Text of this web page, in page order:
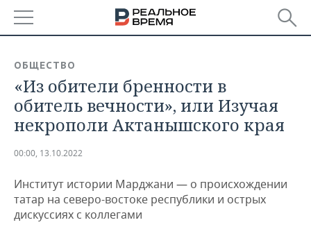
БАШКОРТОСТАН
ТАТАРСТАН
НОВОСТИ
АНАЛИТИКА
ДЕКЛАРАЦИИ О ДОХОДАХ
КОРОЛИ ГОСЗАКАЗА ПФО
НОВОСТИ ЭКОНОМИКИ
ФИНАНСЫ
ПРОМЫШЛЕННОСТЬ
НОВОСТИ
ПРОМЫШЛЕННОСТИ
НЕДВИЖИМОСТЬ
ОБЩЕСТВО
«Из обители бренности в
обитель вечности», или Изучая
некрополи Актанышского края
00:00, 13.10.2022
Институт истории Марджани — о происхождении
татар на северо-востоке республики и острых
дискуссиях с коллегами